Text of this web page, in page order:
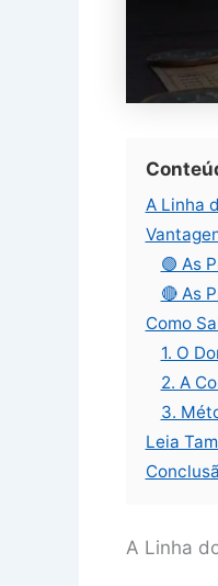
A Linha
🟢 As
🔴 As
Como
1. O
2. A
3.
Leia
A Linha